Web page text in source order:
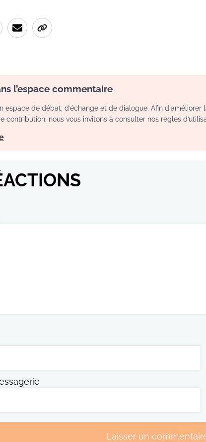
l’espace commentaire
espace de débat, d’échange et de dialogue. Afin
contribution, nous vous invitons à consulter nos règles
Laisser un